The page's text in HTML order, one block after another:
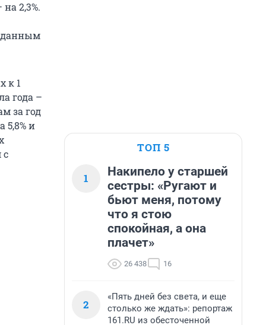
2,3%.
к 1
года –
за год
5,8% и
с
ТОП 5
1
Накипело у старшей
сестры: «Ругают и
бьют меня, потому
что я стою
спокойная, а она
плачет»
26 438 16
2
«Пять дней без света, и еще
столько же ждать»: репортаж
161.RU из обесточенной